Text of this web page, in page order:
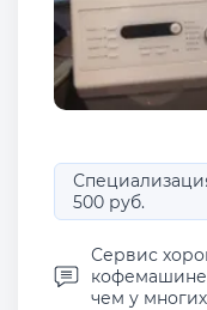
500 руб.
Сервис
кофемашине
чем у